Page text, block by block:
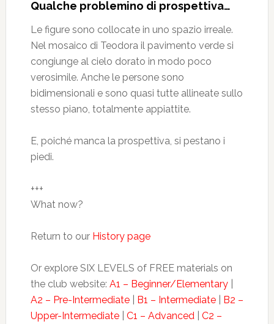
Qualche problemino di prospettiva…
Le figure sono collocate in uno spazio irreale.
Nel mosaico di Teodora il pavimento verde si
congiunge al cielo dorato in modo poco
verosimile. Anche le persone sono
bidimensionali e sono quasi tutte allineate sullo
stesso piano, totalmente appiattite.
E, poiché manca la prospettiva, si pestano i
piedi.
+++
What now?
Return to our History page
Or explore SIX LEVELS of FREE materials on
the club website: A1 – Beginner/Elementary|
A2 – Pre-Intermediate| B1 – Intermediate| B2 –
Upper-Intermediate| C1 – Advanced| C2 –